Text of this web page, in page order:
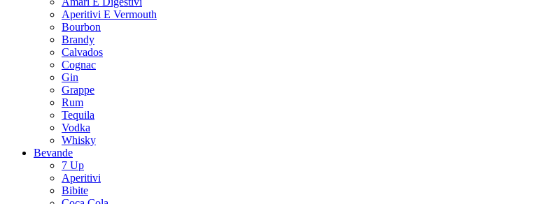
Aperitivi E Vermouth
Bourbon
Brandy
Calvados
Cognac
Gin
Grappe
Rum
Tequila
Vodka
Whisky
Bevande
7 Up
Aperitivi
Bibite